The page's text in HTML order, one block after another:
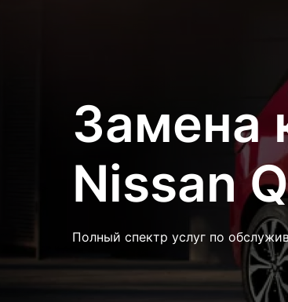
Замена
Nissan
Полный спектр услуг по